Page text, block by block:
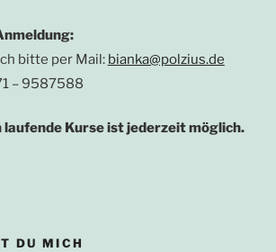
bitte per Mail: bianka@polzius.de
– 9587588
laufende Kurse ist jederzeit möglich.
DU MICH